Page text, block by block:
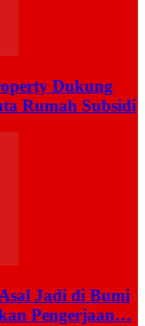
Dukung
Rumah Subsidi
Jadi di Bumi
Pengerjaan…